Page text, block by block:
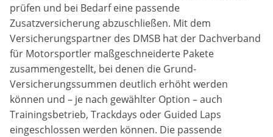
prüfen und bei Bedarf eine passende
Zusatzversicherung abzuschließen. Mit dem
Versicherungspartner des DMSB hat der Dachverband
für Motorsportler maßgeschneiderte Pakete
zusammengestellt, bei denen die Grund-
Versicherungssummen deutlich erhöht werden
können und – je nach gewählter Option – auch
Trainingsbetrieb, Trackdays oder Guided Laps
eingeschlossen werden können. Die passende
Statistiken
Cookies, die der Sammlung von Informationen und
Erstellung von Berichten über die Website-
Nutzungsstatistik dienen, ohne dass einzelne
Besucher persönlich identifiziert werden können.
Google Analytics